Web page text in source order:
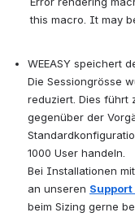
this macro. It may
WEEASY speichert
Die Sessiongrösse
reduziert. Dies führt
gegenüber der
1000 User handeln.
Bei Installationen
an unseren
beim Sizing gerne